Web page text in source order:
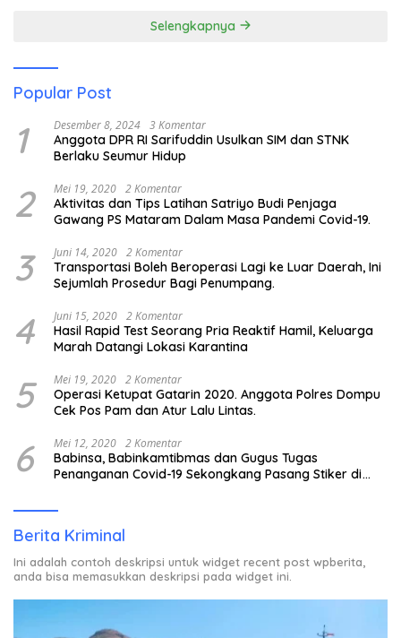
Selengkapnya
Popular Post
1 Desember 8, 2024 3 Komentar
Anggota DPR RI Sarifuddin Usulkan SIM dan STNK
Berlaku Seumur Hidup
2 Mei 19, 2020 2 Komentar
Aktivitas dan Tips Latihan Satriyo Budi Penjaga
Gawang PS Mataram Dalam Masa Pandemi Covid-19.
3 Juni 14, 2020 2 Komentar
Transportasi Boleh Beroperasi Lagi ke Luar Daerah, Ini
Sejumlah Prosedur Bagi Penumpang.
4 Juni 15, 2020 2 Komentar
Hasil Rapid Test Seorang Pria Reaktif Hamil, Keluarga
Marah Datangi Lokasi Karantina
5 Mei 19, 2020 2 Komentar
Operasi Ketupat Gatarin 2020. Anggota Polres Dompu
Cek Pos Pam dan Atur Lalu Lintas.
6 Mei 12, 2020 2 Komentar
Babinsa, Babinkamtibmas dan Gugus Tugas
Penanganan Covid-19 Sekongkang Pasang Stiker di
Berita Kriminal
Ini adalah contoh deskripsi untuk widget recent post wpberita,
anda bisa memasukkan deskripsi pada widget ini.